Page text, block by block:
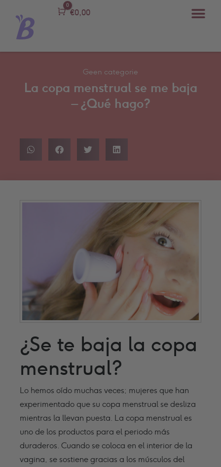
Carro
0
€0,00
Geen categorie
La copa menstrual se me baja
– ¿Qué hago?
¿Se te baja la copa
menstrual?
Lo hemos oído muchas veces; mujeres que han
experimentado que su copa menstrual se desliza
mientras la llevan puesta. La copa menstrual es
uno de los productos para el periodo más
duraderos. Cuando se coloca en el interior de la
vagina, se sostiene gracias a los músculos del